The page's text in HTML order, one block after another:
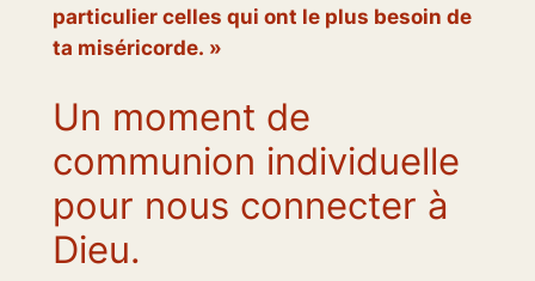
particulier celles qui ont le plus besoin de
ta miséricorde. »
Un moment de
communion individuelle
pour nous connecter à
Dieu.